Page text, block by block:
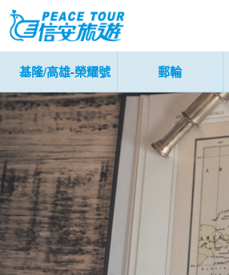
基隆/高雄-榮耀號 郵輪